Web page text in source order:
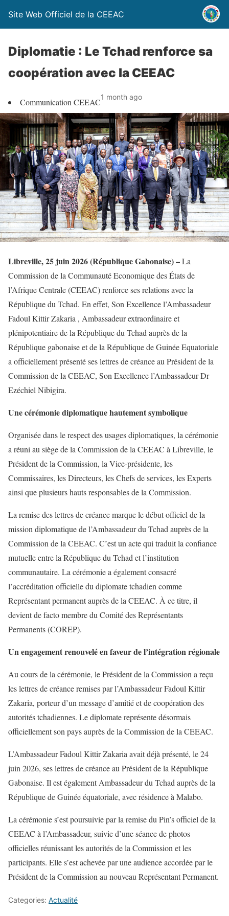
Site Web Officiel de la CEEAC
Diplomatie : Le Tchad renforce sa
coopération avec la CEEAC
Communication CEEAC1 month ago
Libreville, 25 juin 2026 (République Gabonaise) –La
Commission de la Communauté Economique des États de
l’Afrique Centrale (CEEAC) renforce ses relations avec la
République du Tchad. En effet, Son Excellence l’Ambassadeur
Fadoul Kittir Zakaria , Ambassadeur extraordinaire et
plénipotentiaire de la République du Tchad auprès de la
République gabonaise et de la République de Guinée Equatoriale
a officiellement présenté ses lettres de créance au Président de la
Commission de la CEEAC, Son Excellence l’Ambassadeur Dr
Ezéchiel Nibigira.
Une cérémonie diplomatique hautement symbolique
Organisée dans le respect des usages diplomatiques, la cérémonie
a réuni au siège de la Commission de la CEEAC à Libreville, le
Président de la Commission, la Vice-présidente, les
Commissaires, les Directeurs, les Chefs de services, les Experts
ainsi que plusieurs hauts responsables de la Commission.
La remise des lettres de créance marque le début officiel de la
mission diplomatique de l’Ambassadeur du Tchad auprès de la
Commission de la CEEAC. C’est un acte qui traduit la confiance
mutuelle entre la République du Tchad et l’institution
communautaire. La cérémonie a également consacré
l’accréditation officielle du diplomate tchadien comme
Représentant permanent auprès de la CEEAC. À ce titre, il
devient de facto membre du Comité des Représentants
Permanents (COREP).
Un engagement renouvelé en faveur de l’intégration régionale
Au cours de la cérémonie, le Président de la Commission a reçu
les lettres de créance remises par l’Ambassadeur Fadoul Kittir
Zakaria, porteur d’un message d’amitié et de coopération des
autorités tchadiennes. Le diplomate représente désormais
officiellement son pays auprès de la Commission de la CEEAC.
L’Ambassadeur Fadoul Kittir Zakaria avait déjà présenté, le 24
juin 2026, ses lettres de créance au Président de la République
Gabonaise. Il est également Ambassadeur du Tchad auprès de la
République de Guinée équatoriale, avec résidence à Malabo.
La cérémonie s’est poursuivie par la remise du Pin’s officiel de la
CEEAC à l’Ambassadeur, suivie d’une séance de photos
officielles réunissant les autorités de la Commission et les
participants. Elle s’est achevée par une audience accordée par le
Président de la Commission au nouveau Représentant Permanent.
Categories: Actualité